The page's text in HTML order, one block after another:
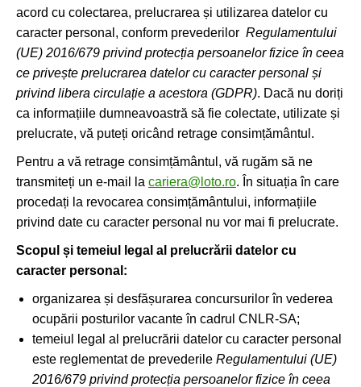
acord cu colectarea, prelucrarea și utilizarea datelor cu
caracter personal, conform prevederilor Regulamentului
(UE) 2016/679 privind protecția persoanelor fizice în ceea
ce privește prelucrarea datelor cu caracter personal și
privind libera circulație a acestora (GDPR). Dacă nu doriți
ca informațiile dumneavoastră să fie colectate, utilizate și
prelucrate, vă puteți oricând retrage consimțământul.
Pentru a vă retrage consimțământul, vă rugăm să ne
transmiteți un e-mail la cariera@loto.ro. În situația în care
procedați la revocarea consimțământului, informațiile
privind date cu caracter personal nu vor mai fi prelucrate.
Scopul și temeiul legal al prelucrării datelor cu
caracter personal:
organizarea și desfășurarea concursurilor în vederea
ocupării posturilor vacante în cadrul CNLR-SA;
temeiul legal al prelucrării datelor cu caracter personal
este reglementat de prevederile Regulamentului (UE)
2016/679 privind protecția persoanelor fizice în ceea